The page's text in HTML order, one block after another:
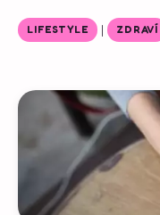
LIFESTYLE | ZDRAVÍ